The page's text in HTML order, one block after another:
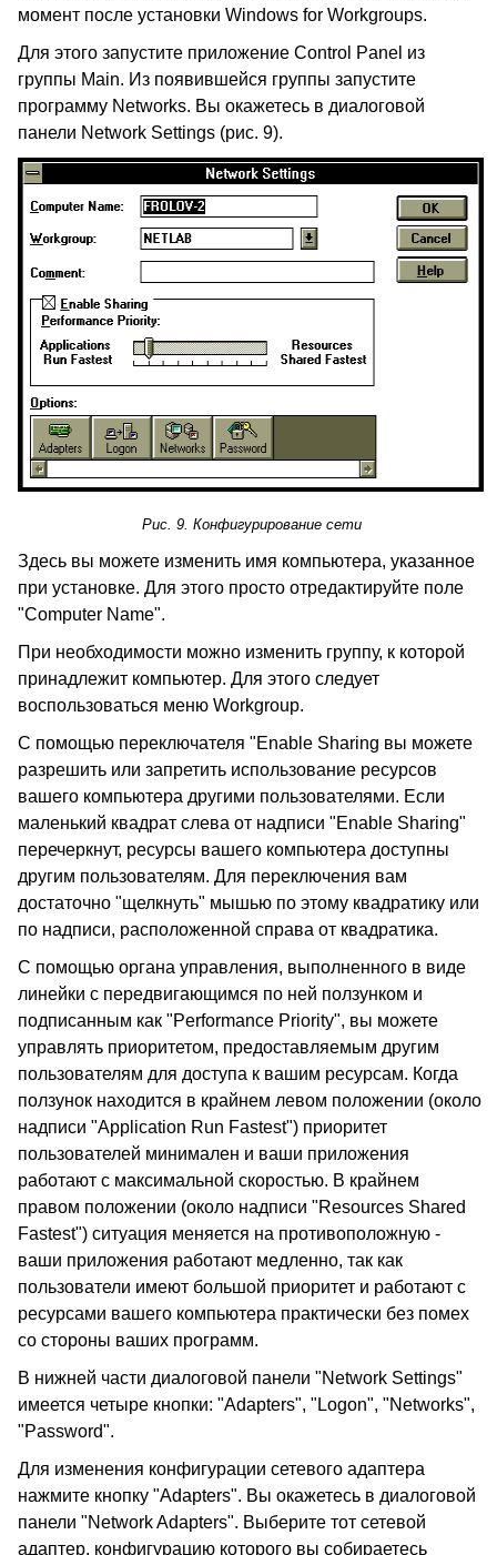
момент после установки Windows for Workgroups.
Для этого запустите приложение Control Panel из
группы Main. Из появившейся группы запустите
программу Networks. Вы окажетесь в диалоговой
панели Network Settings (рис. 9).
Рис. 9. Конфигурирование сети
Здесь вы можете изменить имя компьютера, указанное
при установке. Для этого просто отредактируйте поле
"Computer Name".
При необходимости можно изменить группу, к которой
принадлежит компьютер. Для этого следует
воспользоваться меню Workgroup.
С помощью переключателя "Enable Sharing вы можете
разрешить или запретить использование ресурсов
вашего компьютера другими пользователями. Если
маленький квадрат слева от надписи "Enable Sharing"
перечеркнут, ресурсы вашего компьютера доступны
другим пользователям. Для переключения вам
достаточно "щелкнуть" мышью по этому квадратику или
по надписи, расположенной справа от квадратика.
С помощью органа управления, выполненного в виде
линейки с передвигающимся по ней ползунком и
подписанным как "Performance Priority", вы можете
управлять приоритетом, предоставляемым другим
пользователям для доступа к вашим ресурсам. Когда
ползунок находится в крайнем левом положении (около
надписи "Application Run Fastest") приоритет
пользователей минимален и ваши приложения
работают с максимальной скоростью. В крайнем
правом положении (около надписи "Resources Shared
Fastest") ситуация меняется на противоположную -
ваши приложения работают медленно, так как
пользователи имеют большой приоритет и работают с
ресурсами вашего компьютера практически без помех
со стороны ваших программ.
В нижней части диалоговой панели "Network Settings"
имеется четыре кнопки: "Adapters", "Logon", "Networks",
"Password".
Для изменения конфигурации сетевого адаптера
нажмите кнопку "Adapters". Вы окажетесь в диалоговой
панели "Network Adapters". Выберите тот сетевой
адаптер, конфигурацию которого вы собираетесь